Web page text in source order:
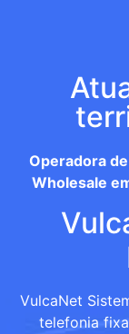
Operadora
Wholesale
VulcaNet
telefonia